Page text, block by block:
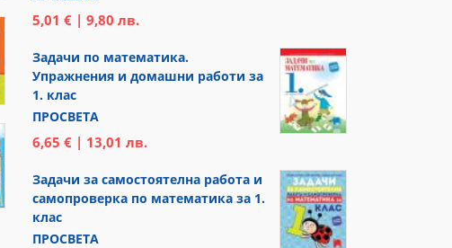
5,01 € | 9,80 лв.
Задачи по математика.
Упражнения и домашни работи за
1. клас
ПРОСВЕТА
6,65 € | 13,01 лв.
Задачи за самостоятелна работа и
самопроверка по математика за 1.
клас
ПРОСВЕТА